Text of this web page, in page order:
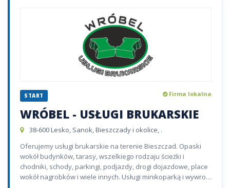
START Firma lokalna
WRÓBEL - USŁUGI BRUKARSKIE
38-600 Lesko, Sanok, Bieszczady i okolice, .
Oferujemy usługi brukarskie na terenie Bieszczad. Opaski
wokół budynków, tarasy, wszelkiego rodzaju ścieżki i
chodniki, schody, parkingi, podjazdy, drogi dojazdowe, place
wokół nagrobków i wiele innych. Usługi minikoparką i wywro…